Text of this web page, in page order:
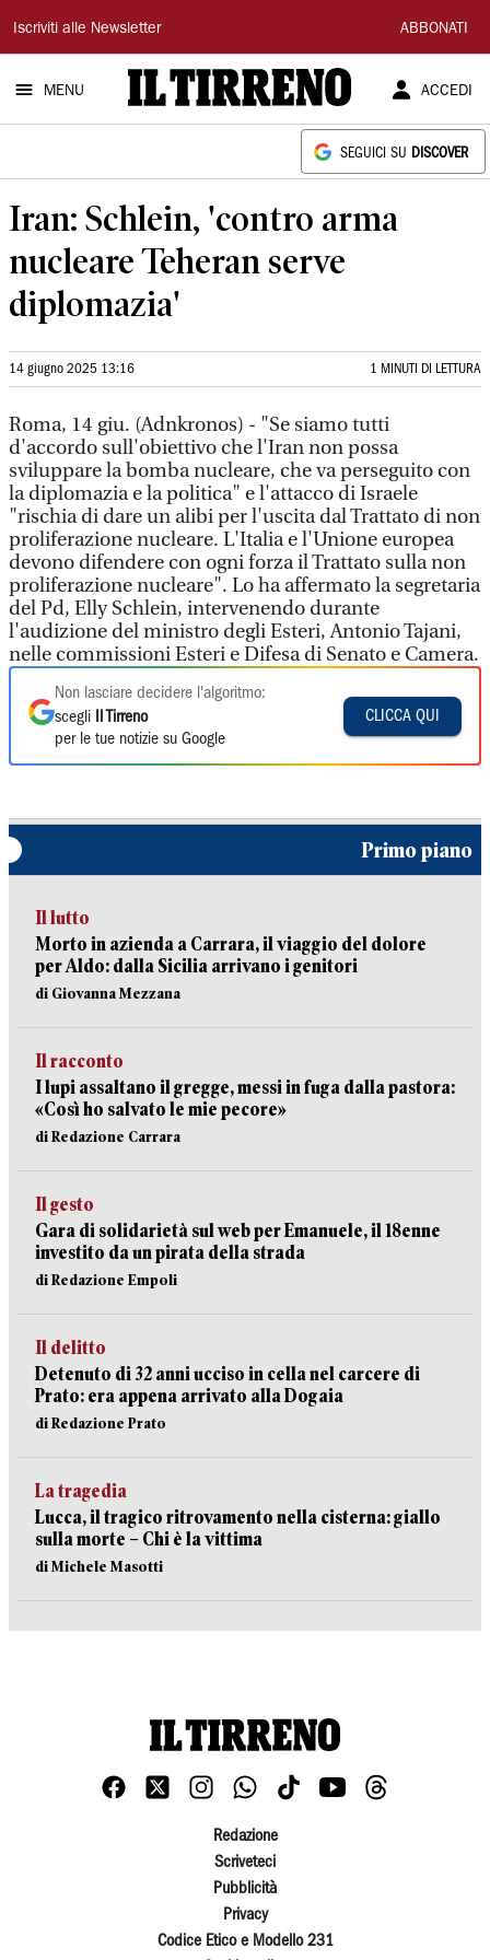
Il
Tirreno
Iscriviti alle Newsletter ABBONATI
MENU ACCEDI
SEGUICI SU DISCOVER
Iran: Schlein, 'contro arma
nucleare Teheran serve
diplomazia'
14 giugno 2025 13:16 1 MINUTI DI LETTURA
Roma, 14 giu. (Adnkronos) - "Se siamo tutti
d'accordo sull'obiettivo che l'Iran non possa
sviluppare la bomba nucleare, che va perseguito con
la diplomazia e la politica" e l'attacco di Israele
"rischia di dare un alibi per l'uscita dal Trattato di non
proliferazione nucleare. L'Italia e l'Unione europea
devono difendere con ogni forza il Trattato sulla non
proliferazione nucleare". Lo ha affermato la segretaria
del Pd, Elly Schlein, intervenendo durante
l'audizione del ministro degli Esteri, Antonio Tajani,
nelle commissioni Esteri e Difesa di Senato e Camera.
Non lasciare decidere l'algoritmo:
scegli
Il Tirreno
per le tue notizie su Google
CLICCA QUI
Primo piano
Il lutto
Morto in azienda a Carrara, il viaggio del dolore
per Aldo: dalla Sicilia arrivano i genitori
di Giovanna Mezzana
Il racconto
I lupi assaltano il gregge, messi in fuga dalla pastora:
«Così ho salvato le mie pecore»
di Redazione Carrara
Il gesto
Gara di solidarietà sul web per Emanuele, il 18enne
investito da un pirata della strada
di Redazione Empoli
Il delitto
Detenuto di 32 anni ucciso in cella nel carcere di
Prato: era appena arrivato alla Dogaia
di Redazione Prato
La tragedia
Lucca, il tragico ritrovamento nella cisterna: giallo
sulla morte – Chi è la vittima
di Michele Masotti
Redazione
Scriveteci
Pubblicità
Privacy
Codice Etico e Modello 231